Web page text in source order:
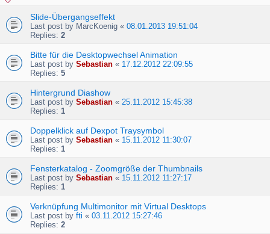
Slide-Übergangseffekt
Last post by MarcKoenig « 08.01.2013 19:51:04
Replies: 2
Bitte für die Desktopwechsel Animation
Last post by Sebastian « 17.12.2012 22:09:55
Replies: 5
Hintergrund Diashow
Last post by Sebastian « 25.11.2012 15:45:38
Replies: 1
Doppelklick auf Dexpot Traysymbol
Last post by Sebastian « 15.11.2012 11:30:07
Replies: 1
Fensterkatalog - Zoomgröße der Thumbnails
Last post by Sebastian « 15.11.2012 11:27:17
Replies: 1
Verknüpfung Multimonitor mit Virtual Desktops
Last post by fti « 03.11.2012 15:27:46
Replies: 2